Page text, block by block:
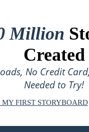
Million
Created
No Credit
Needed to Try!
MY FIRST STORYBOARD